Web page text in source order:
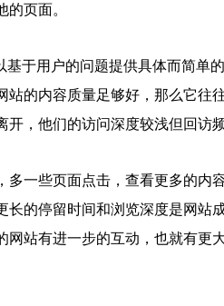
页面。
于用户的问题提供具体而简单
的内容质量足够好，那么它往
，他们的访问深度较浅但回访
一些页面点击，查看更多的内
的停留时间和浏览深度是网站
站有进一步的互动，也就有更